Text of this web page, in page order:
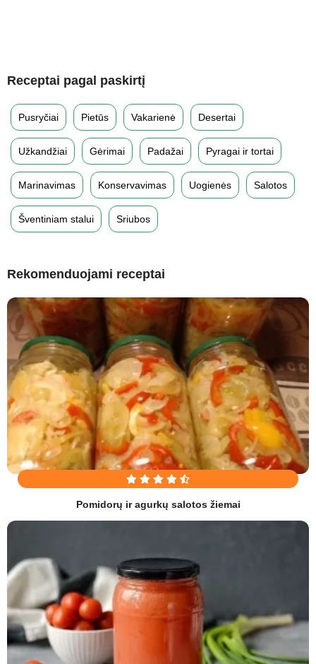
Receptai pagal paskirtį
Pusryčiai Pietūs Vakarienė Desertai
Užkandžiai Gėrimai Padažai Pyragai ir tortai
Marinavimas Konservavimas Uogienės Salotos
Šventiniam stalui Sriubos
Rekomenduojami receptai
Pomidorų ir agurkų salotos žiemai